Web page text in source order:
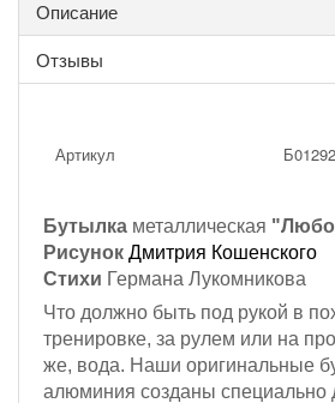
Описание
Отзывы
Артикул
Бутылка металлическая
Рисунок Дмитрия Кошенского
Стихи Германа Лукомникова
Что должно быть под рукой в
тренировке, за рулем или на
же, вода. Наши оригинальные
алюминия созданы специально